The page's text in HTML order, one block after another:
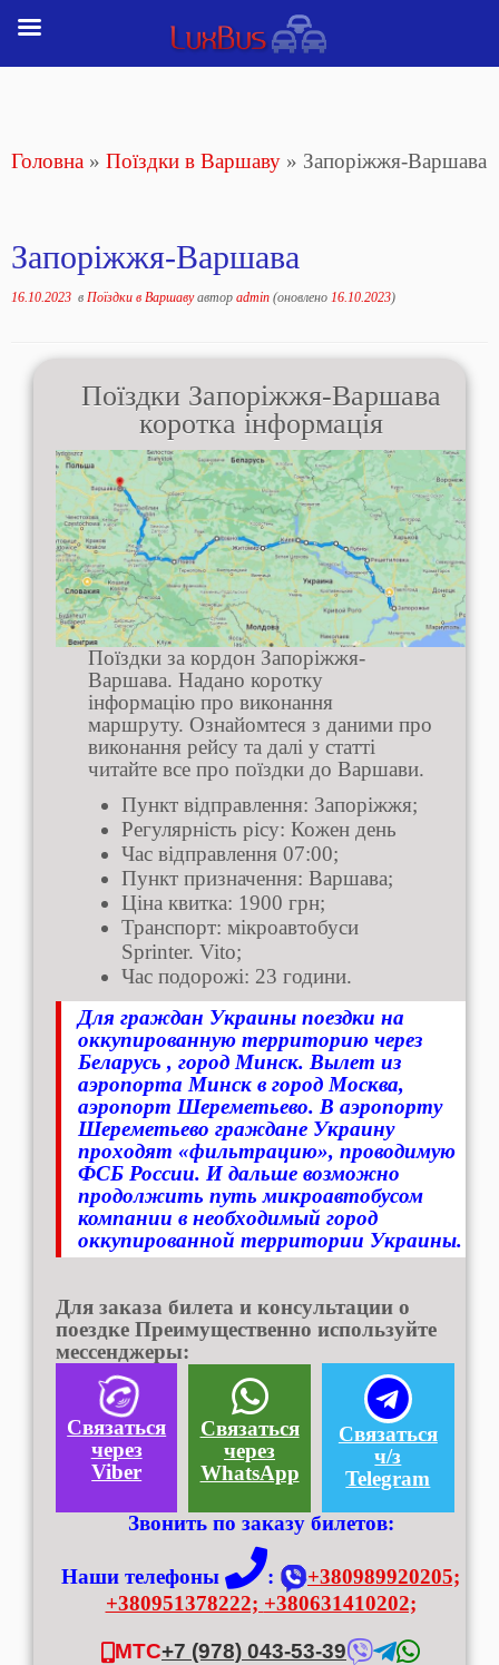
Головна » Поїздки в Варшаву » Запоріжжя-Варшава
Запоріжжя-Варшава
16.10.2023 в Поїздки в Варшавуавтор admin (оновлено 16.10.2023)
Поїздки Запоріжжя-Варшава
коротка інформація
Поїздки за кордон Запоріжжя-
Варшава. Надано коротку
інформацію про виконання
маршруту. Ознайомтеся з даними про
виконання рейсу та далі у статті
читайте все про поїздки до Варшави.
Пункт відправлення: Запоріжжя;
Регулярність рісу: Кожен день
Час відправлення 07:00;
Пункт призначення: Варшава;
Ціна квитка: 1900 грн;
Транспорт: мікроавтобуси
Sprinter. Vito;
Час подорожі: 23 години.
Для граждан Украины поездки на
оккупированную территорию через
Беларусь , город Минск. Вылет из
аэропорта Минск в город Москва,
аэропорт Шереметьево. В аэропорту
Шереметьево граждане Украину
проходят «фильтрацию», проводимую
ФСБ России. И дальше возможно
продолжить путь микроавтобусом
компании в необходимый город
оккупированной территории Украины.
Для заказа билета и консультации о
поездке Преимущественно используйте
мессенджеры:
Связаться
через
Viber
Связаться
через
WhatsApp
Связаться
ч/з
Telegram
Звонить по заказу билетов:
Наши телефоны :
+380989920205;
+380951378222; +380631410202;
МТС+7 (978) 043-53-39